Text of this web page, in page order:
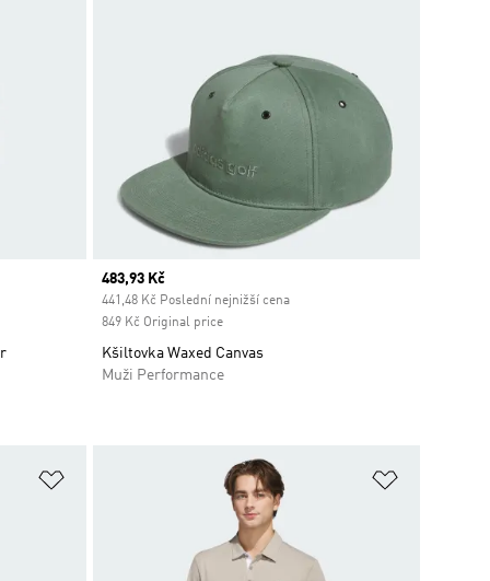
Current price
483,93 Kč
441,48 Kč Poslední nejnižší cena
849 Kč Original price
Kšiltovka Waxed Canvas
Muži Performance
Přidat do seznamu přání